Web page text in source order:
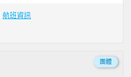
航班資訊
團體